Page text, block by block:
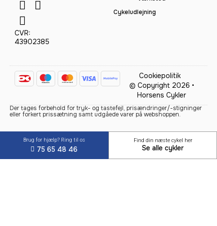
CVR:
43902385
Cykeludlejning
Cookiepolitik
© Copyright 2026 •
Horsens Cykler
Der tages forbehold for tryk- og tastefejl, prisændringer/-stigninger
eller forkert prissætning samt udgåede varer på webshoppen.
Brug for hjælp? Ring til os
75 65 48 46
Find din næste cykel her
Se alle cykler